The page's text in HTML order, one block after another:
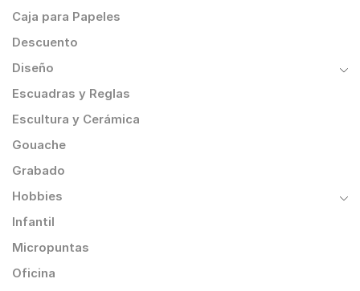
Caja para Papeles
Descuento
Diseño
Escuadras y Reglas
Escultura y Cerámica
Gouache
Grabado
Hobbies
Infantil
Micropuntas
Oficina